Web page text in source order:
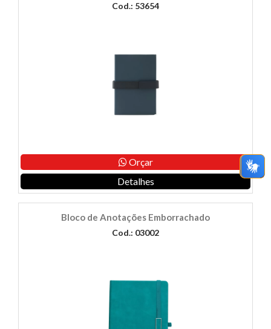
Cod.: 53654
Orçar
Detalhes
Bloco de Anotações Emborrachado
Cod.: 03002